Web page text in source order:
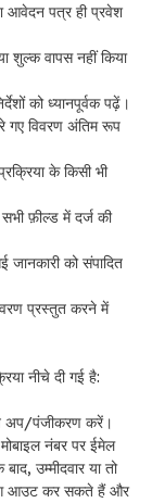
आवेदन पत्र ही प्रवेश
शुल्क वापस नहीं किया
को ध्यानपूर्वक पढ़ें।
गए विवरण अंतिम रूप
के किसी भी
फ़ील्ड में दर्ज की
को संपादित
प्रस्तुत करने में
नीचे दी गई है:
अप/पंजीकरण करें।
नंबर पर ईमेल
उम्मीदवार या तो
आउट कर सकते हैं और